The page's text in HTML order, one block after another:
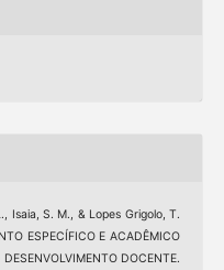
Isaia, S. M., & Lopes Grigolo, T.
ESPECÍFICO E ACADÊMICO
DOCENTE.